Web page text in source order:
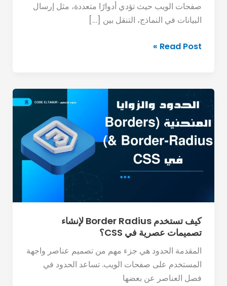
صفحات الويب حيث تؤدي أدوارًا متعددة، مثل إرسال
البيانات في النماذج، التنقل بين […]
Read Post »
كيف تستخدم Border Radius لإنشاء
تصميمات عصرية في CSS؟
المقدمة الحدود هي جزء مهم من تصميم عناصر واجهة
المستخدم على صفحات الويب. تساعد الحدود في
فصل العناصر عن بعضها
كيف
تستخدم
Border
Radius
تصميمات
CSS؟